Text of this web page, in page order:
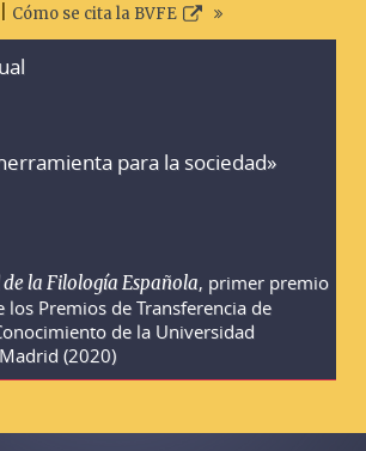
Cómo se cita la BVFE
para la sociedad»
la Filología Española, primer premio
los Premios de Transferencia de
de la Universidad
(2020)